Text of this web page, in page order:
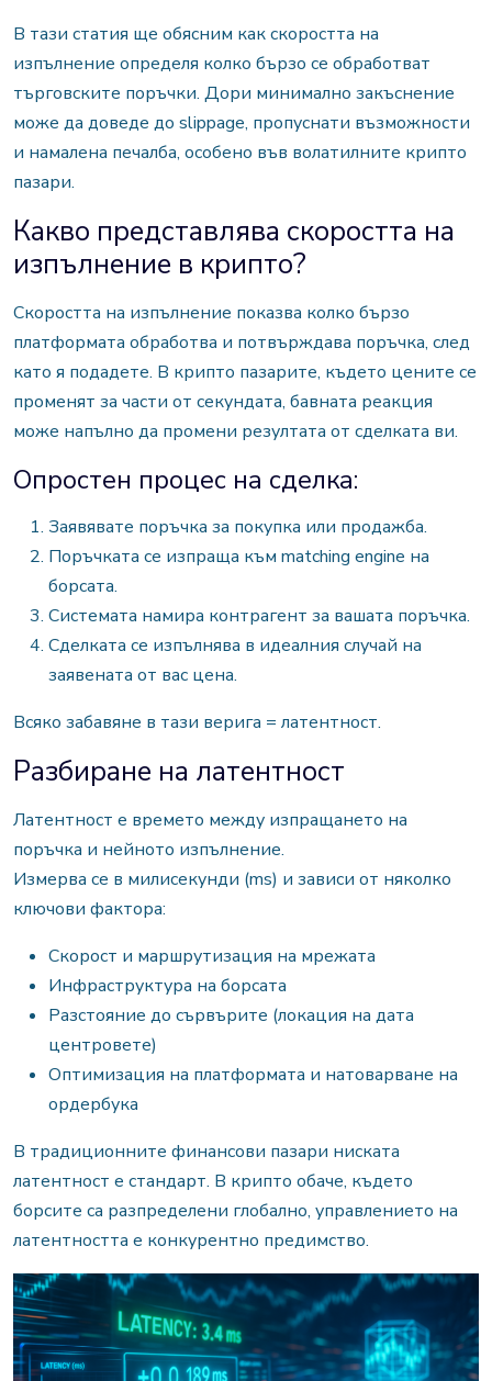
В тази статия ще обясним как скоростта на
изпълнение определя колко бързо се обработват
търговските поръчки. Дори минимално закъснение
може да доведе до slippage, пропуснати възможности
и намалена печалба, особено във волатилните крипто
пазари.
Какво представлява скоростта на
изпълнение в крипто?
Скоростта на изпълнение показва колко бързо
платформата обработва и потвърждава поръчка, след
като я подадете. В крипто пазарите, където цените се
променят за части от секундата, бавната реакция
може напълно да промени резултата от сделката ви.
Опростен процес на сделка:
Заявявате поръчка за покупка или продажба.
Поръчката се изпраща към matching engine на
борсата.
Системата намира контрагент за вашата поръчка.
Сделката се изпълнява в идеалния случай на
заявената от вас цена.
Всяко забавяне в тази верига = латентност.
Разбиране на латентност
Латентност е времето между изпращането на
поръчка и нейното изпълнение.
Измерва се в милисекунди (ms) и зависи от няколко
ключови фактора:
Скорост и маршрутизация на мрежата
Инфраструктура на борсата
Разстояние до сървърите (локация на дата
центровете)
Оптимизация на платформата и натоварване на
ордербука
В традиционните финансови пазари ниската
латентност е стандарт. В крипто обаче, където
борсите са разпределени глобално, управлението на
латентността е конкурентно предимство.